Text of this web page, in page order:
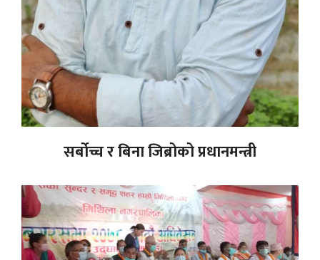
सर्बोच्च र बिना जिब्रोको प्रधानमन्त्री